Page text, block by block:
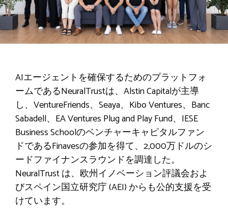
AIエージェントを確保するためのプラットフォ
ームであるNeuralTrustは、Alstin Capitalが主導
し、VentureFriends、Seaya、Kibo Ventures、Banc
Sabadell、EA Ventures Plug and Play Fund、IESE
Business Schoolのベンチャーキャピタルファン
ドであるFinavesの参加を得て、2,000万ドルのシ
ードファイナンスラウンドを調達した。
NeuralTrust は、欧州イノベーション評議会およ
びスペイン国立研究庁 (AEI) からも公的支援を受
けています。